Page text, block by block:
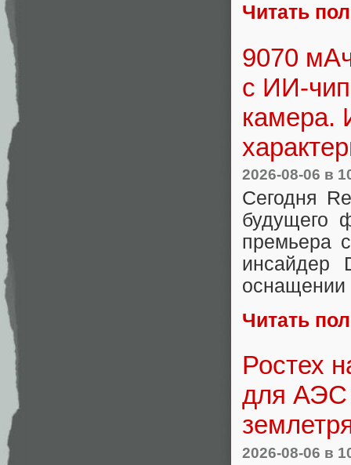
Читать
9070
с ИИ-
камера.
2026-08-06 в
Сегодня
будущего
премьера
инсайдер
Читать
Ростех
для АЭС
2026-08-06 в